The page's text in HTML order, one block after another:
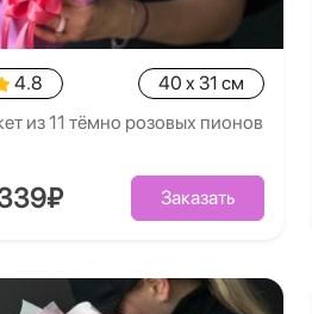
4.8
40 x 31 см
из 11 тёмно розовых пионов
Заказать